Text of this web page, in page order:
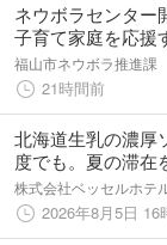
ネウボラセンター
子育て家庭を応援
福山市ネウボラ推進課
21時間前
北海道生乳の濃厚
度でも。夏の滞在
開始 ～ベッセル
～
株式会社ベッセルホテ
2026年8月5日 16